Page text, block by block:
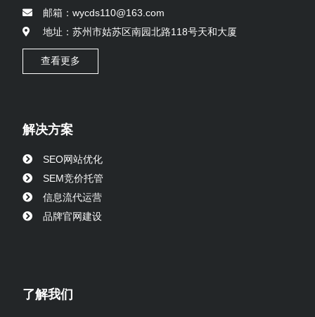
邮箱：wycds110@163.com
地址：苏州市姑苏区南园北路118号天和大厦
查看更多
解决方案
SEO网站优化
SEM竞价托管
信息流代运营
品牌官网建设
了解我们